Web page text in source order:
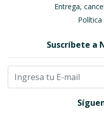
Entrega,
Política
Suscríbete a